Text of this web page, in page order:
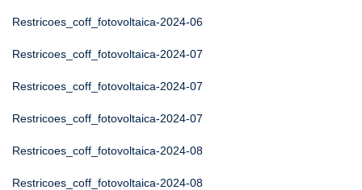
Restricoes_coff_fotovoltaica-2024-06
Restricoes_coff_fotovoltaica-2024-07
Restricoes_coff_fotovoltaica-2024-07
Restricoes_coff_fotovoltaica-2024-07
Restricoes_coff_fotovoltaica-2024-08
Restricoes_coff_fotovoltaica-2024-08